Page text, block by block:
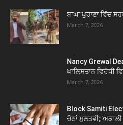
ਬਾਘਾ ਪੁਰਾਣਾ ਵਿੱਚ
March 7, 2026
Nancy Grewal
ਖਾਲਿਸਤਾਨ ਵਿਰੋਧੀ
March 7, 2026
Block Samiti
ਚੋਣਾਂ ਮੁਲਤਵੀ;